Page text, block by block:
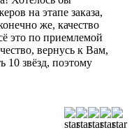
на этапе заказа,
же, качество
это по приемлемой
вернусь к Вам,
10 звёзд, поэтому